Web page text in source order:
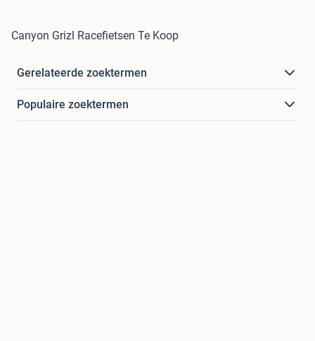
Canyon Grizl Racefietsen Te Koop
Gerelateerde zoektermen
Populaire zoektermen